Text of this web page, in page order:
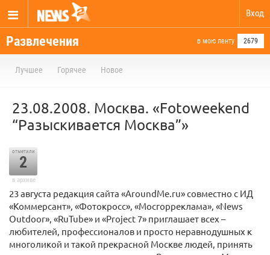
Вход
Развлечения в мою ленту 2679
Лучшее Горячее Новое
23.08.2008. Москва. «Fotoweekend
“Разыскивается Москва”»
отметили
2
в архиве
23 августа редакция сайта «AroundMe.ru» совместно с ИД
«Коммерсант», «Фотокросс», «Мосгорреклама», «News
Outdoor», «RuTube» и «Project 7» приглашает всех –
любителей, профессионалов и просто неравнодушных к
многоликой и такой прекрасной Москве людей, принять